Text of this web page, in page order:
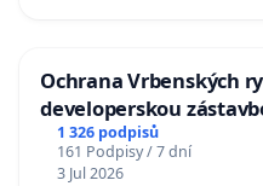
Ochrana Vrbenských
developerskou
1 326 podpisů
161 Podpisy / 7 dní
3 Jul 2026